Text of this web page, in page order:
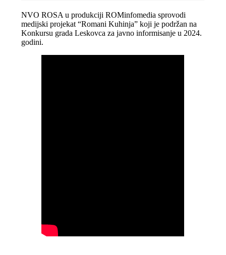
NVO ROSA u produkciji ROMinfomedia sprovodi
medijski projekat “Romani Kuhinja” koji je podržan na
Konkursu grada Leskovca za javno informisanje u 2024.
godini.